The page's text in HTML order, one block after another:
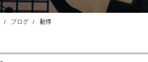
ブログ 動悸